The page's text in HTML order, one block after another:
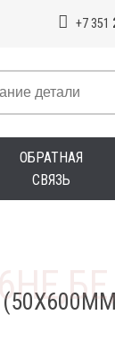
+7 351
ОБРАТНАЯ
СВЯЗЬ